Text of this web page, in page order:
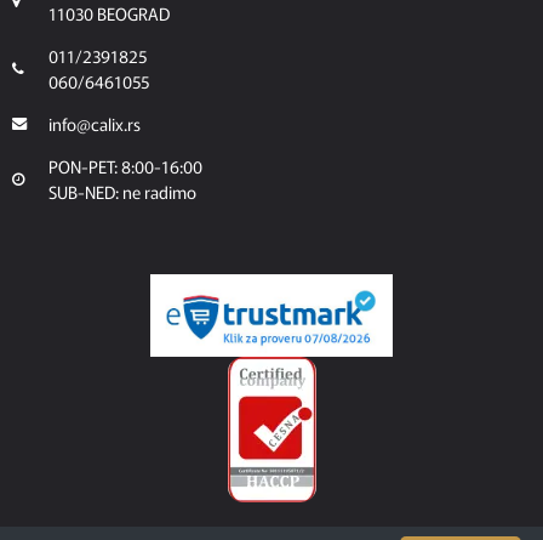
11030 BEOGRAD
011/2391825
060/6461055
info@calix.rs
PON-PET: 8:00-16:00
SUB-NED: ne radimo